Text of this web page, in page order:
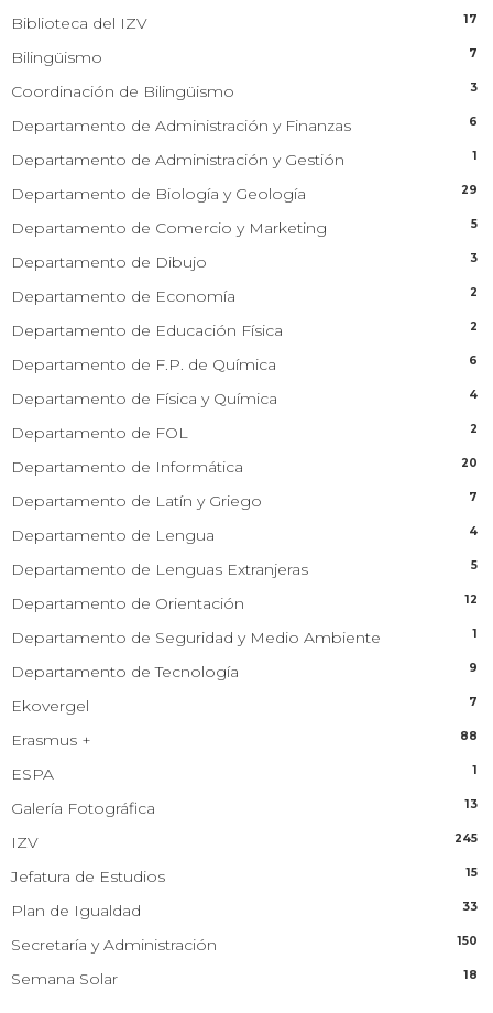
Biblioteca del IZV 17
Bilingüismo 7
Coordinación de Bilingüismo 3
Departamento de Administración y Finanzas 6
Departamento de Administración y Gestión 1
Departamento de Biología y Geología 29
Departamento de Comercio y Marketing 5
Departamento de Dibujo 3
Departamento de Economía 2
Departamento de Educación Física 2
Departamento de F.P. de Química 6
Departamento de Física y Química 4
Departamento de FOL 2
Departamento de Informática 20
Departamento de Latín y Griego 7
Departamento de Lengua 4
Departamento de Lenguas Extranjeras 5
Departamento de Orientación 12
Departamento de Seguridad y Medio Ambiente 1
Departamento de Tecnología 9
Ekovergel 7
Erasmus + 88
ESPA 1
Galería Fotográfica 13
IZV 245
Jefatura de Estudios 15
Plan de Igualdad 33
Secretaría y Administración 150
Semana Solar 18